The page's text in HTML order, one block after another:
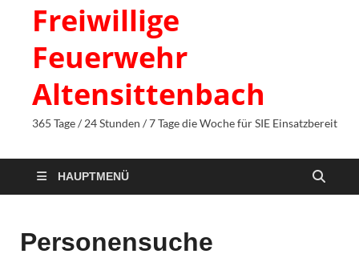
Freiwillige
Feuerwehr
Altensittenbach
365 Tage / 24 Stunden / 7 Tage die Woche für SIE Einsatzbereit
HAUPTMENÜ
Personensuche